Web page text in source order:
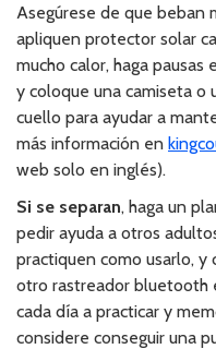
Asegúrese de que beban
apliquen protector solar
mucho calor, haga pausas
y coloque una camiseta
cuello para ayudar a
más información en
web solo en inglés).
Si se separan, haga un
pedir ayuda a otros
practiquen como usarlo, y
otro rastreador bluetooth
cada día a practicar y
considere conseguir una